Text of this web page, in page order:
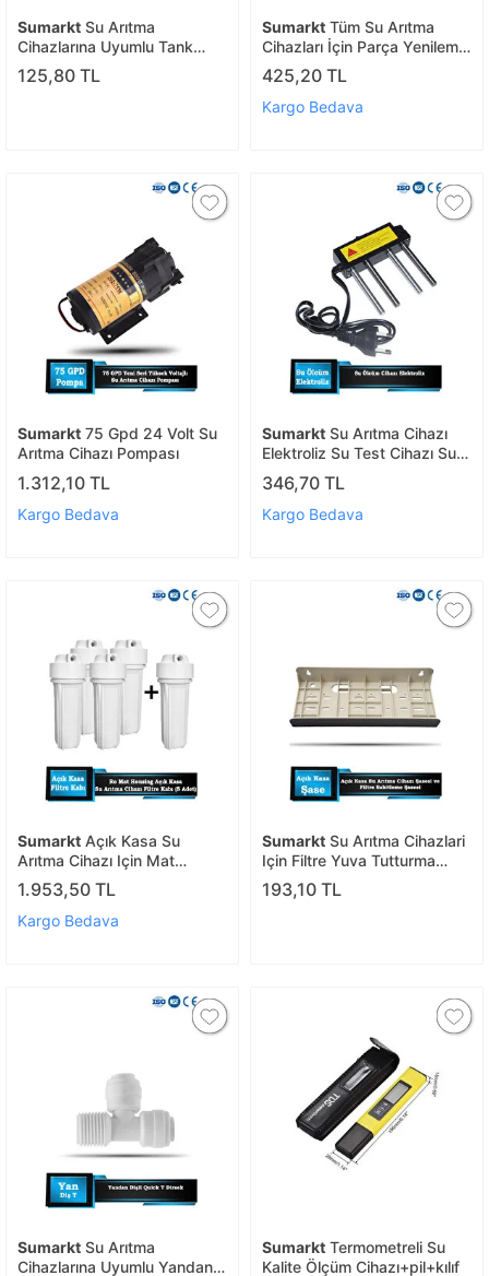
Sumarkt Su Arıtma
Cihazlarına Uyumlu Tank
Vanası
125,80 TL
Sumarkt Tüm Su Arıtma
Cihazları İçin Parça Yenileme
Ve Bakım Kiti Shut Off - Flow
- Valfe
425,20 TL
Kargo Bedava
Sumarkt 75 Gpd 24 Volt Su
Arıtma Cihazı Pompası
1.312,10 TL
Kargo Bedava
Sumarkt Su Arıtma Cihazı
Elektroliz Su Test Cihazı Su
Kalite Testi
346,70 TL
Kargo Bedava
Sumarkt Açık Kasa Su
Arıtma Cihazı Için Mat
Housing (filtre Kabı) 5 Adet
1.953,50 TL
Kargo Bedava
Sumarkt Su Arıtma Cihazlari
Için Filtre Yuva Tutturma
Şasesi
193,10 TL
Sumarkt Su Arıtma
Cihazlarına Uyumlu Yandan
Sumarkt Termometreli Su
Kalite Ölçüm Cihazı+pil+kılıf